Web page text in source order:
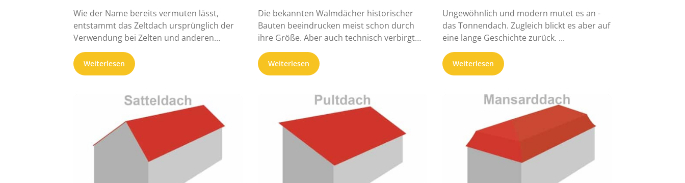
Wie der Name bereits vermuten lässt,
entstammt das Zeltdach ursprünglich der
Verwendung bei Zelten und anderen
fliegenden Bauten. ...
Weiterlesen
Die bekannten Walmdächer historischer
Bauten beeindrucken meist schon durch
ihre Größe. Aber auch technisch verbirgt
sich einiges hinter ...
Weiterlesen
Ungewöhnlich und modern mutet es an -
das Tonnendach. Zugleich blickt es aber auf
eine lange Geschichte zurück. ...
Weiterlesen